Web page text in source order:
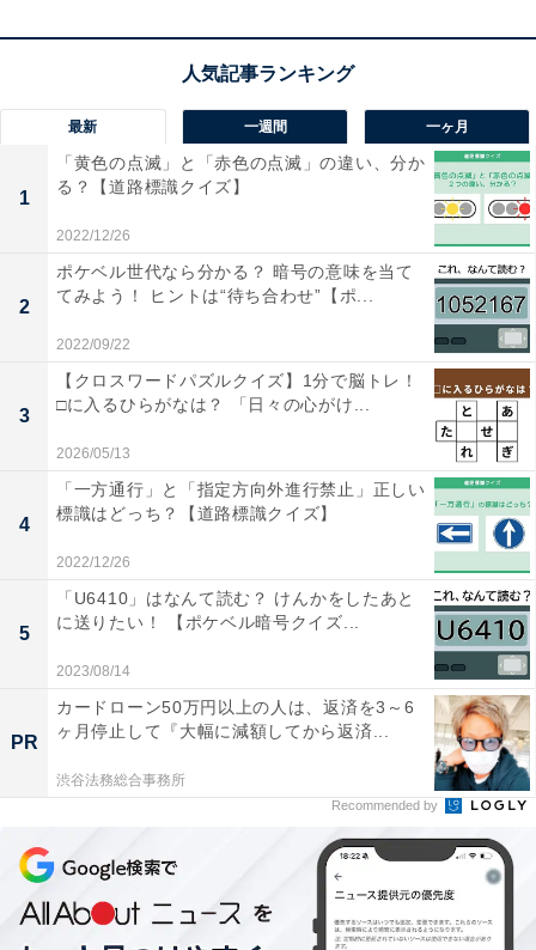
最新 一週間 一ヶ月
1
「黄色の点滅」と「赤色の点滅」の違い、分か
る？【道路標識クイズ】
2022/12/26
2
ポケベル世代なら分かる？ 暗号の意味を当て
てみよう！ ヒントは“待ち合わせ”【ポ...
2022/09/22
3
【クロスワードパズルクイズ】1分で脳トレ！
□に入るひらがなは？ 「日々の心がけ...
2026/05/13
4
「一方通行」と「指定方向外進行禁止」正しい
標識はどっち？【道路標識クイズ】
2022/12/26
5
「U6410」はなんて読む？ けんかをしたあと
に送りたい！ 【ポケベル暗号クイズ...
2023/08/14
PR
カードローン50万円以上の人は、返済を3～6
ヶ月停止して『大幅に減額してから返済...
渋谷法務総合事務所
Recommended by